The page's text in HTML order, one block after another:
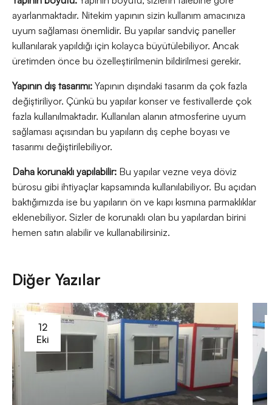
ayarlanmaktadır. Nitekim yapının sizin kullanım amacınıza
uyum sağlaması önemlidir. Bu yapılar sandviç paneller
kullanılarak yapıldığı için kolayca büyütülebiliyor. Ancak
üretimden önce bu özelleştirilmenin bildirilmesi gerekir.
Yapının dış tasarımı: Yapının dışındaki tasarım da çok fazla
değiştiriliyor. Çünkü bu yapılar konser ve festivallerde çok
fazla kullanılmaktadır. Kullanılan alanın atmosferine uyum
sağlaması açısından bu yapıların dış cephe boyası ve
tasarımı değiştirilebiliyor.
Daha korunaklı yapılabilir: Bu yapılar vezne veya döviz
bürosu gibi ihtiyaçlar kapsamında kullanılabiliyor. Bu açıdan
baktığımızda ise bu yapıların ön ve kapı kısmına parmaklıklar
eklenebiliyor. Sizler de korunaklı olan bu yapılardan birini
hemen satın alabilir ve kullanabilirsiniz.
Diğer Yazılar
12
Eki